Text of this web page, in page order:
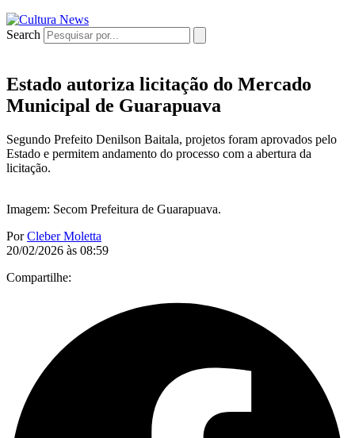
Search
Estado autoriza licitação do Mercado
Municipal de Guarapuava
Segundo Prefeito Denilson Baitala, projetos foram aprovados pelo
Estado e permitem andamento do processo com a abertura da
licitação.
Imagem: Secom Prefeitura de Guarapuava.
PorCleber Moletta
20/02/2026 às 08:59
Compartilhe: